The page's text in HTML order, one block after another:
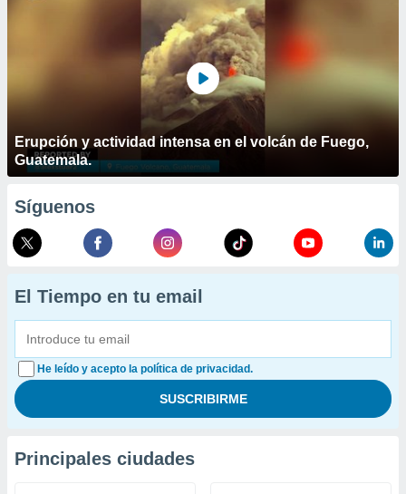
Erupción y actividad intensa en el volcán de Fuego,
Guatemala.
Síguenos
El Tiempo en tu email
He leído y acepto la política de privacidad.
Principales ciudades